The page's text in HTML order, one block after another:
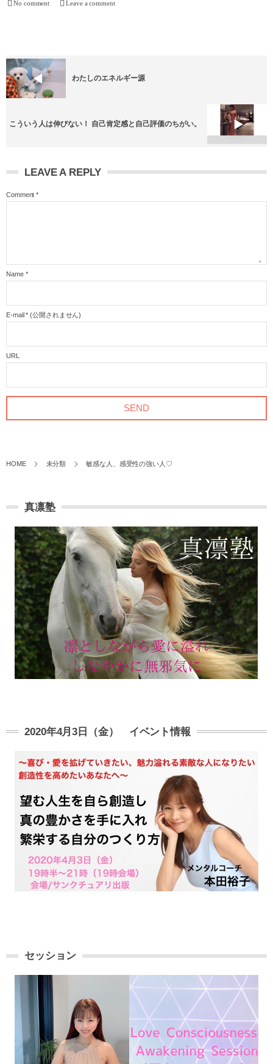
No comment Leave a comment
わたしのエネルギー源
こういう人は伸びない！ 自己肯定感と自己評価のちがい。
LEAVE A REPLY
Comment *
Name *
E-mail * (公開されません)
URL
HOME 未分類 敏感な人、感受性の強い人♡
真凛塾
2020年4月3日（金） イベント情報
セッション